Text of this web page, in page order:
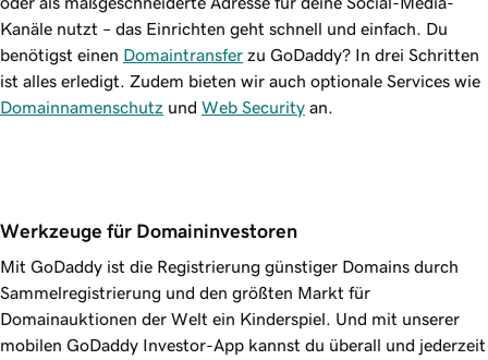
Kanäle nutzt – das Einrichten geht schnell und einfach. Du
benötigst einen Domaintransfer zu GoDaddy? In drei Schritten
ist alles erledigt. Zudem bieten wir auch optionale Services wie
Domainnamenschutz und Web Security an.
Werkzeuge für Domaininvestoren
Mit GoDaddy ist die Registrierung günstiger Domains durch
Sammelregistrierung und den größten Markt für
Domainauktionen der Welt ein Kinderspiel. Und mit unserer
mobilen GoDaddy Investor-App kannst du überall und jederzeit